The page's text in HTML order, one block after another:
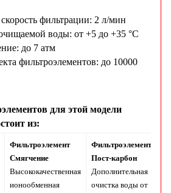
фильтрации: 2 л/мин
воды: от +5 до +35 °С
до 7 атм
фильтроэлементов: до 10000
для этой модели
из:
Фильтроэлемент
Смягчение
Высококачественная
ионообменная
Фильтроэлемент
Пост-карбон
Дополнительная
очистка воды от